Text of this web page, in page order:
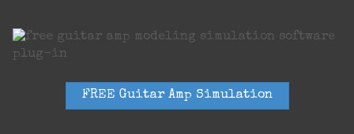
FREE Guitar Amp Simulation